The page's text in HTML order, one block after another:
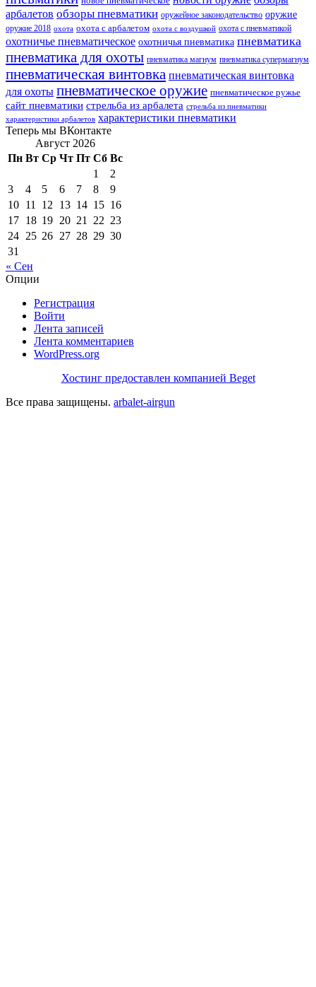
арбалетов обзоры пневматики оружейное законодательство оружие
оружие 2018 охота охота с арбалетом охота с воздушкой охота с пневматикой
охотничье пневматическое охотничья пневматика пневматика
пневматика для охоты пневматика магнум пневматика супермагнум
пневматическая винтовка пневматическая винтовка
для охоты пневматическое оружие пневматическое ружье
сайт пневматики стрельба из арбалета стрельба из пневматики
характеристики арбалетов характеристики пневматики
Теперь мы ВКонтакте
Август 2026
Пн Вт Ср Чт Пт Сб Вс
1
2
3
4 5 6 7 8
9
10 11 12 13 14 15 16
17 18 19 20 21 22 23
24 25 26 27 28 29 30
31
« Сен
Опции
Регистрация
Войти
Лента записей
Лента комментариев
WordPress.org
Хостинг предоставлен компанией Beget
Все права защищены. arbalet-airgun